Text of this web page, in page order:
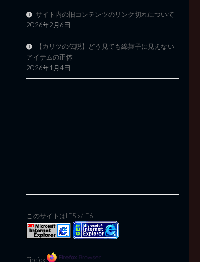
サイト内の旧コンテンツのリンク切れについて
2026年2月6日
【カリツの伝説】どう見ても綿菓子に見えない
アイテムの正体
2026年1月4日
このサイトはIE5.x/IE6
Firefox